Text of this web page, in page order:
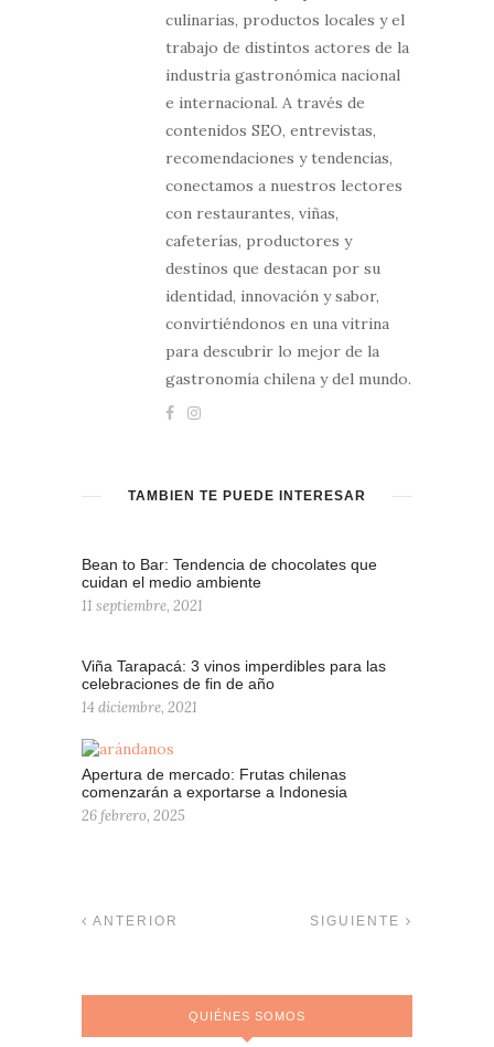
culinarias, productos locales y el
trabajo de distintos actores de la
industria gastronómica nacional
e internacional. A través de
contenidos SEO, entrevistas,
recomendaciones y tendencias,
conectamos a nuestros lectores
con restaurantes, viñas,
cafeterías, productores y
destinos que destacan por su
identidad, innovación y sabor,
convirtiéndonos en una vitrina
para descubrir lo mejor de la
gastronomía chilena y del mundo.
TAMBIÉN TE PUEDE INTERESAR
Bean to Bar: Tendencia de chocolates que
cuidan el medio ambiente
11 septiembre, 2021
Viña Tarapacá: 3 vinos imperdibles para las
celebraciones de fin de año
14 diciembre, 2021
Apertura de mercado: Frutas chilenas
comenzarán a exportarse a Indonesia
26 febrero, 2025
ANTERIOR SIGUIENTE
QUIÉNES SOMOS